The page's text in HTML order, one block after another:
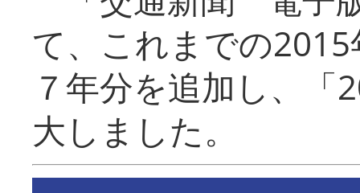
て、これまでの
７年分を追加し、「
大しまし